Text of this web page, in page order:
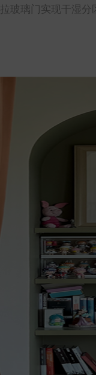
玻璃门实现干湿